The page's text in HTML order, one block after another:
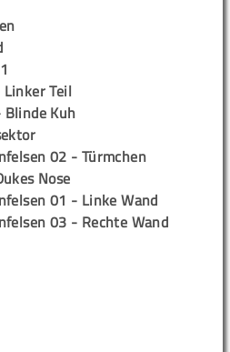
Teil
Kuh
02 - Türmchen
Nose
01 - Linke Wand
03 - Rechte Wand